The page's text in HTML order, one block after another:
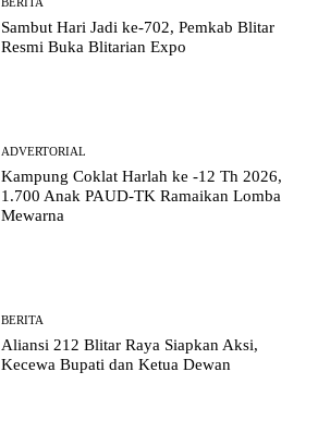
Sambut Hari Jadi ke-702, Pemkab Blitar
Resmi Buka Blitarian Expo
ADVERTORIAL
Kampung Coklat Harlah ke -12 Th 2026,
1.700 Anak PAUD-TK Ramaikan Lomba
Mewarna
BERITA
Aliansi 212 Blitar Raya Siapkan Aksi,
Kecewa Bupati dan Ketua Dewan